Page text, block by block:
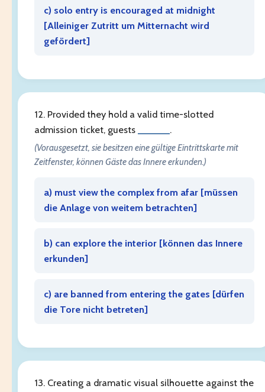
c) solo entry is encouraged at midnight
[Alleiniger Zutritt um Mitternacht wird
gefördert]
12. Provided they hold a valid time-slotted
admission ticket, guests
.
(Vorausgesetzt, sie besitzen eine gültige Eintrittskarte mit
Zeitfenster, können Gäste das Innere erkunden.)
a) must view the complex from afar [müssen
die Anlage von weitem betrachten]
b) can explore the interior [können das Innere
erkunden]
c) are banned from entering the gates [dürfen
die Tore nicht betreten]
13. Creating a dramatic visual silhouette against the